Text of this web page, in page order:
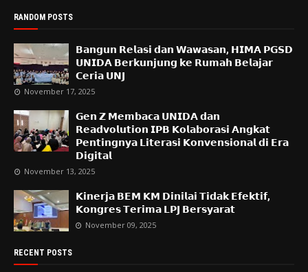
RANDOM POSTS
𝗕𝗮𝗻𝗴𝘂𝗻 𝗥𝗲𝗹𝗮𝘀𝗶 𝗱𝗮𝗻 𝗪𝗮𝘄𝗮𝘀𝗮𝗻, 𝗛𝗜𝗠𝗔 𝗣𝗚𝗦𝗗
𝗨𝗡𝗜𝗗𝗔 𝗕𝗲𝗿𝗸𝘂𝗻𝗷𝘂𝗻𝗴 𝗸𝗲 𝗥𝘂𝗺𝗮𝗵 𝗕𝗲𝗹𝗮𝗷𝗮𝗿
𝗖𝗲𝗿𝗶𝗮 𝗨𝗡𝗝
November 17, 2025
𝗚𝗲𝗻 𝗭 𝗠𝗲𝗺𝗯𝗮𝗰𝗮 𝗨𝗡𝗜𝗗𝗔 𝗱𝗮𝗻
𝗥𝗲𝗮𝗱𝘃𝗼𝗹𝘂𝘁𝗶𝗼𝗻 𝗜𝗣𝗕 𝗞𝗼𝗹𝗮𝗯𝗼𝗿𝗮𝘀𝗶 𝗔𝗻𝗴𝗸𝗮𝘁
𝗣𝗲𝗻𝘁𝗶𝗻𝗴𝗻𝘆𝗮 𝗟𝗶𝘁𝗲𝗿𝗮𝘀𝗶 𝗞𝗼𝗻𝘃𝗲𝗻𝘀𝗶𝗼𝗻𝗮𝗹 𝗱𝗶 𝗘𝗿𝗮
𝗗𝗶𝗴𝗶𝘁𝗮𝗹
November 13, 2025
𝗞𝗶𝗻𝗲𝗿𝗷𝗮 𝗕𝗘𝗠 𝗞𝗠 𝗗𝗶𝗻𝗶𝗹𝗮𝗶 𝗧𝗶𝗱𝗮𝗸 𝗘𝗳𝗲𝗸𝘁𝗶𝗳,
𝗞𝗼𝗻𝗴𝗿𝗲𝘀 𝗧𝗲𝗿𝗶𝗺𝗮 𝗟𝗣𝗝 𝗕𝗲𝗿𝘀𝘆𝗮𝗿𝗮𝘁
November 09, 2025
RECENT POSTS